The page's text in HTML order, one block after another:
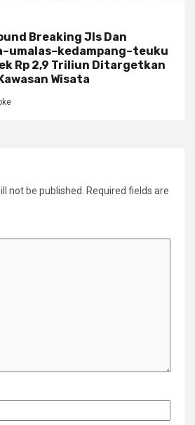
Breaking Jls Dan
Rp 2,9 Triliun Ditargetkan
Wisata
not be published.
Required fields are